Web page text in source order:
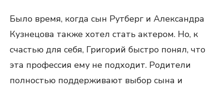
Было время, когда сын Рутберг и Александра
Кузнецова также хотел стать актером. Но, к
счастью для себя, Григорий быстро понял, что
эта профессия ему не подходит. Родители
полностью поддерживают выбор сына и